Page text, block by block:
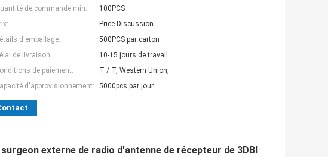
de commande min:
100PCS
Price Discussion
d'emballage:
500PCS par carton
de livraison:
10-15 jours de travail
de paiement:
T / T, Western Union,
d'approvisionnement:
5000pcs par jour
externe de radio d'antenne de récepteur de 3DBI